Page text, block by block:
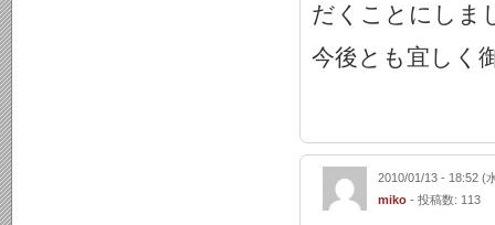
だくことにしま
今後とも宜しく
2010/01/13 - 18:52 (
miko - 投稿数: 113